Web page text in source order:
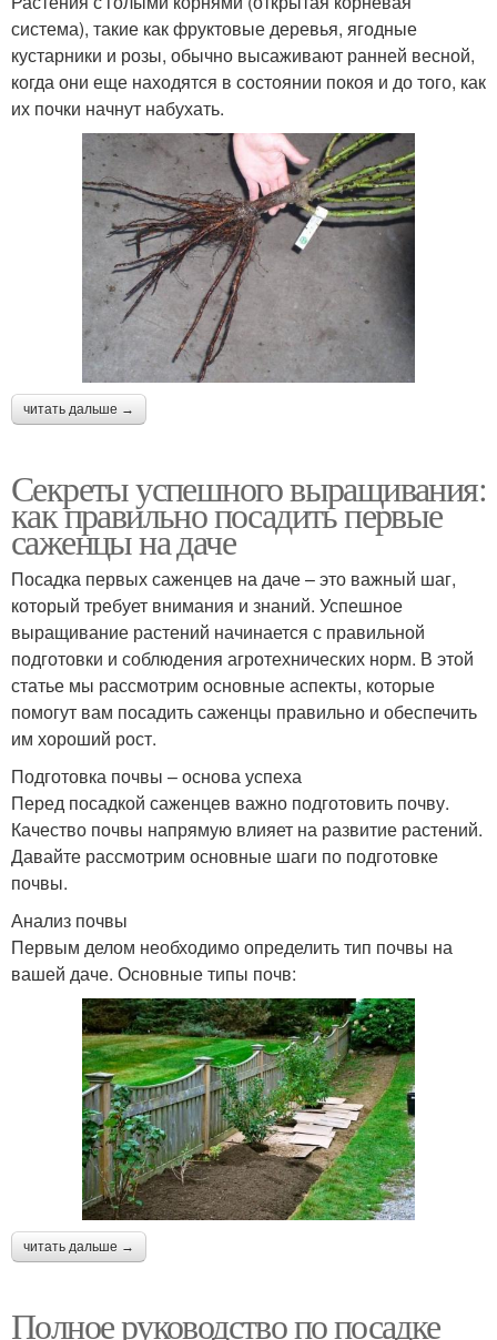
система), такие как фруктовые деревья, ягодные
кустарники и розы, обычно высаживают ранней весной,
когда они еще находятся в состоянии покоя и до того, как
их почки начнут набухать.
читать дальше →
Секреты успешного выращивания:
как правильно посадить первые
саженцы на даче
Посадка первых саженцев на даче – это важный шаг,
который требует внимания и знаний. Успешное
выращивание растений начинается с правильной
подготовки и соблюдения агротехнических норм. В этой
статье мы рассмотрим основные аспекты, которые
помогут вам посадить саженцы правильно и обеспечить
им хороший рост.
Подготовка почвы – основа успеха
Перед посадкой саженцев важно подготовить почву.
Качество почвы напрямую влияет на развитие растений.
Давайте рассмотрим основные шаги по подготовке
почвы.
Анализ почвы
Первым делом необходимо определить тип почвы на
вашей даче. Основные типы почв:
читать дальше →
Полное руководство по посадке